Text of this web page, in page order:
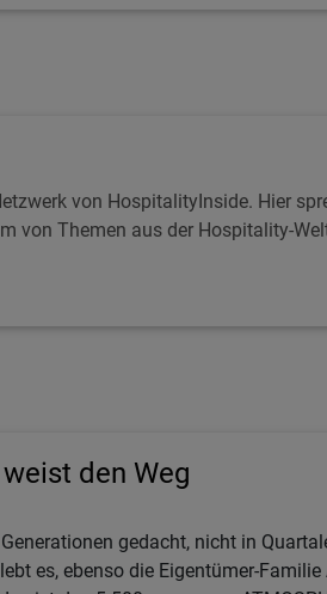
von HospitalityInside. Hier
von Themen aus der Hospitality-
den Weg
gedacht, nicht in
es, ebenso die Eigentümer-